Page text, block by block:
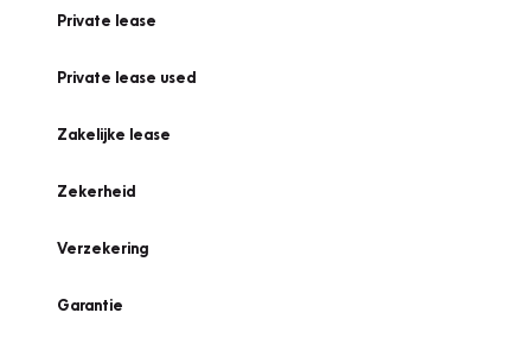
Private lease
Private lease used
Zakelijke lease
Zekerheid
Verzekering
Garantie